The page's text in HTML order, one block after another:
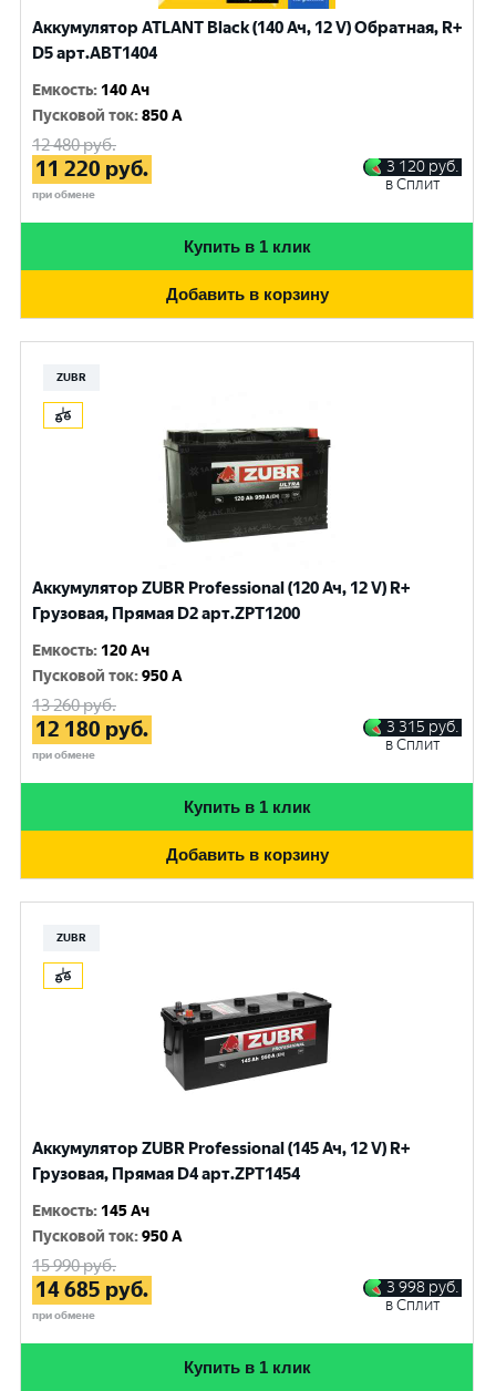
Аккумулятор ATLANT Black (140 Ач, 12 V) Обратная, R+
D5 арт.ABT1404
Емкость: 140 Ач
Пусковой ток:850 A
12 480руб.
11 220 руб.
при обмене
3 120 руб.
в Сплит
Купить в 1 клик
Добавить в корзину
ZUBR
Аккумулятор ZUBR Professional (120 Ач, 12 V) R+
Грузовая, Прямая D2 арт.ZPT1200
Емкость: 120 Ач
Пусковой ток:950 A
13 260руб.
12 180 руб.
при обмене
3 315 руб.
в Сплит
Купить в 1 клик
Добавить в корзину
ZUBR
Аккумулятор ZUBR Professional (145 Ач, 12 V) R+
Грузовая, Прямая D4 арт.ZPT1454
Емкость: 145 Ач
Пусковой ток:950 A
15 990руб.
14 685 руб.
при обмене
3 998 руб.
в Сплит
Купить в 1 клик